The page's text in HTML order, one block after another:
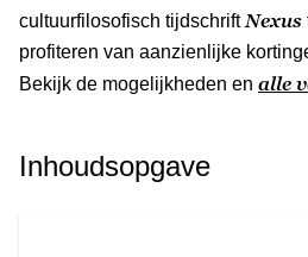
cultuurfilosofisch tijdschrift Nexus
profiteren van aanzienlijke
Bekijk de mogelijkheden en alle
Inhoudsopgave